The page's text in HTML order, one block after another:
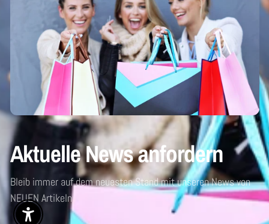
Aktuelle News anfordern
Bleib immer auf dem neuesten Stand mit unseren News von
NEUEN Artikeln
Enable Accessibility